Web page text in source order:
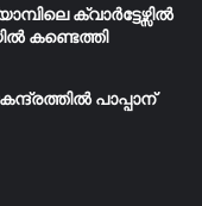
ക്വാർട്ടേഴ്സിൽ
കണ്ടെത്തി
പാപ്പാന്